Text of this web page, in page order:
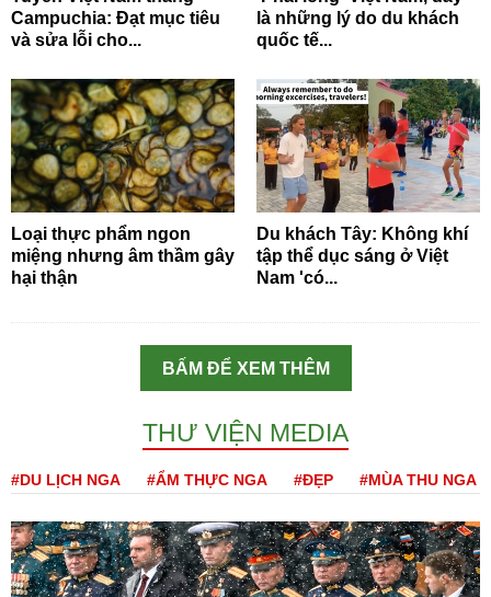
Campuchia: Đạt mục tiêu
và sửa lỗi cho...
là những lý do du khách
quốc tế...
Loại thực phẩm ngon
miệng nhưng âm thầm gây
hại thận
Du khách Tây: Không khí
tập thể dục sáng ở Việt
Nam 'có...
BẤM ĐỂ XEM THÊM
THƯ VIỆN MEDIA
#DU LỊCH NGA #ẨM THỰC NGA #ĐẸP #MÙA THU NGA